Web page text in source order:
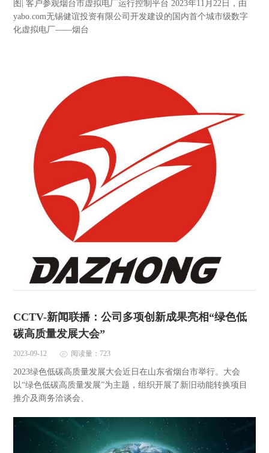
图| 客户参观烟台市虚拟电厂运行控制平台 2023年11月22日，由
yabo.com无锡健谊投资有限公司开发建设的国内首个城市级数字
化虚拟电厂——烟台
CCTV-新闻联播：公司多项创新成果亮相“绿色低
碳高质量发展大会”
2023-09-12 阅读量：723
2023绿色低碳高质量发展大会近日在山东省烟台市举行。大会
以“绿色低碳高质量发展”为主题，组织开展了新旧动能转换项目
推介及商务洽谈会、